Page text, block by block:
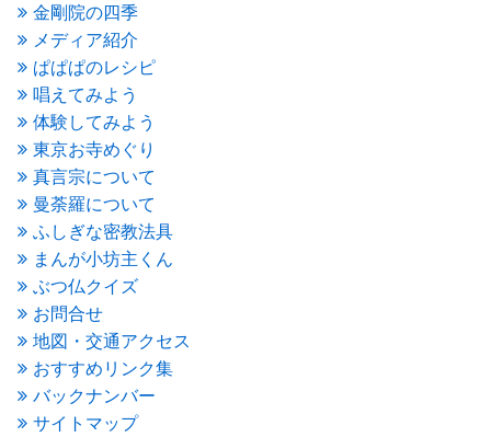
2015年12月(6)
2015年11月(4)
2015年10月
(4)
2015年9月
(3)
2015年8月(4)
2015年7月(4)
2015年6月(3)
2015年5月(1)
2015年4月(1)
(3)
2015年2月(3)
2015年1月(1)
2014年12月 (2)
2014年9月
2014年5月(1)
2014年4月 (4)
2014年1月 (1)
2013年11月(4)
2013年10月 (2)
金剛院の四季
メディア紹介
ぱぱぱのレシピ
唱えてみよう
体験してみよう
東京お寺めぐり
真言宗について
曼荼羅について
ふしぎな密教法具
まんが小坊主くん
ぶつ仏クイズ
お問合せ
地図・交通アクセス
おすすめリンク集
バックナンバー
サイトマップ